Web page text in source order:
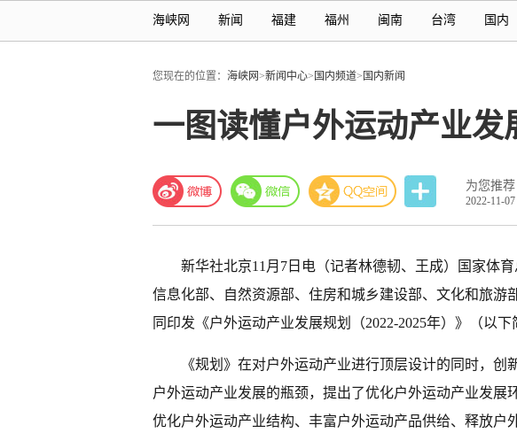
海峡网 新闻 福建 福州 闽南 台湾 国内
您现在的位置： 海峡网>新闻中心> 国内频道> 国内新闻
一图读懂户外运动产业发
为您推荐
2022-11-
新华社北京11月7日电（记者林德韧、王成）国家体
信息化部、自然资源部、住房和城乡建设部、文化和旅游
同印发《户外运动产业发展规划（2022-2025年）》（以下
《规划》在对户外运动产业进行顶层设计的同时，
户外运动产业发展的瓶颈，提出了优化户外运动产业发展
优化户外运动产业结构、丰富户外运动产品供给、释放户